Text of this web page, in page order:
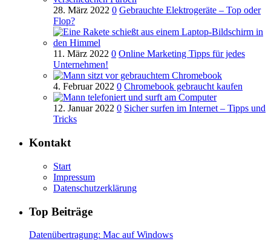
28. März 2022 0 Gebrauchte Elektrogeräte – Top oder
Flop?
11. März 2022 0 Online Marketing Tipps für jedes
Unternehmen!
4. Februar 2022 0 Chromebook gebraucht kaufen
12. Januar 2022 0 Sicher surfen im Internet – Tipps und
Tricks
Kontakt
Start
Impressum
Datenschutzerklärung
Top Beiträge
Datenübertragung: Mac auf Windows